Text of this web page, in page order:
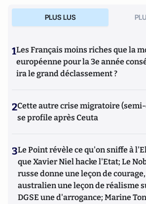
PLUS LUS
1Les Français moins riches que la
européenne pour la 3e année
ira le grand déclassement ?
2Cette autre crise migratoire
se profile après Ceuta
3Le Point révèle ce qu'on sniffe à
que Xavier Niel hacke l'Etat; Le
russe donne une leçon de
australien une leçon de réalisme
DGSE une d'arrogance; Marine